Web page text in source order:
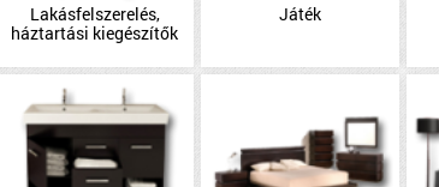
Lakásfelszerelés,
háztartási kiegészítők
Játék